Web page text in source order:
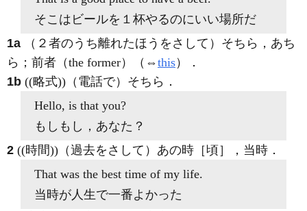
そこはビールを１杯やるのにいい場所だ
1a （２者のうち離れたほうをさして）そちら，あち
ら；前者（the former）（⇔this）
．
1b ((略式))（電話で）そちら ．
Hello, is that you?
もしもし，あなた？
2 ((時間))（過去をさして）あの時［頃］，当時 ．
That was the best time of my life.
当時が人生で一番よかった